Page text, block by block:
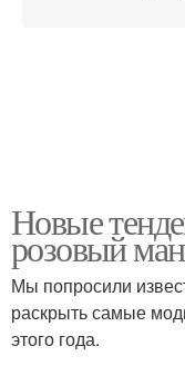
Новые
розовый
Мы попросили
раскрыть самые
этого года.